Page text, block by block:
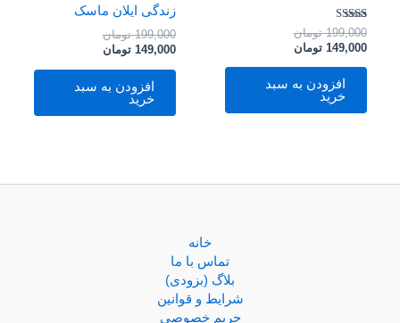
امتیاز
4.50
از 5
199,000 تومان
149,000 تومان
افزودن به سبد
خرید
زندگی ایلان ماسک
199,000 تومان
149,000 تومان
افزودن به سبد
خرید
خانه
تماس با ما
بلاگ (بزودی)
شرایط و قوانین
حریم خصوصی